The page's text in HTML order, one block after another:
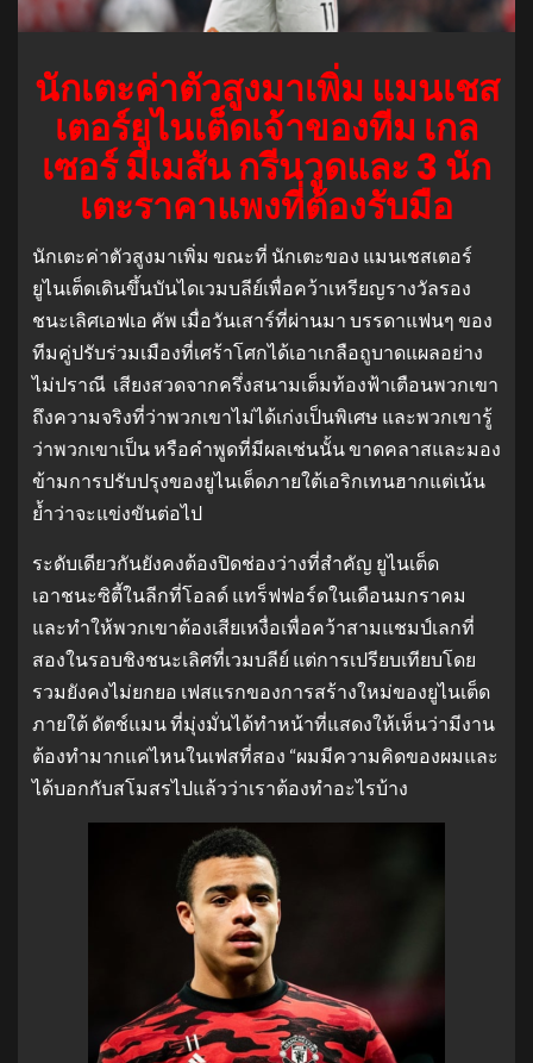
นักเตะค่าตัวสูงมาเพิ่ม แมนเชส
เตอร์ยูไนเต็ดเจ้าของทีม เกล
เซอร์ มีเมสัน กรีนวูดและ 3 นัก
เตะราคาแพงที่ต้องรับมือ
นักเตะค่าตัวสูงมาเพิ่ม ขณะที่ นักเตะของ แมนเชสเตอร์
ยูไนเต็ดเดินขึ้นบันไดเวมบลีย์เพื่อคว้าเหรียญรางวัลรอง
ชนะเลิศเอฟเอ คัพ เมื่อวันเสาร์ที่ผ่านมา บรรดาแฟนๆ ของ
ทีมคู่ปรับร่วมเมืองที่เศร้าโศกได้เอาเกลือถูบาดแผลอย่าง
ไม่ปราณี เสียงสวดจากครึ่งสนามเต็มท้องฟ้าเตือนพวกเขา
ถึงความจริงที่ว่าพวกเขาไม่ได้เก่งเป็นพิเศษ และพวกเขารู้
ว่าพวกเขาเป็น หรือคำพูดที่มีผลเช่นนั้น ขาดคลาสและมอง
ข้ามการปรับปรุงของยูไนเต็ดภายใต้เอริกเทนฮากแต่เน้น
ย้ำว่าจะแข่งขันต่อไป
ระดับเดียวกันยังคงต้องปิดช่องว่างที่สำคัญ ยูไนเต็ด
เอาชนะซิตี้ในลีกที่โอลด์ แทร็ฟฟอร์ดในเดือนมกราคม
และทำให้พวกเขาต้องเสียเหงื่อเพื่อคว้าสามแชมป์เลกที่
สองในรอบชิงชนะเลิศที่เวมบลีย์ แต่การเปรียบเทียบโดย
รวมยังคงไม่ยกยอ เฟสแรกของการสร้างใหม่ของยูไนเต็ด
ภายใต้ ดัตช์แมน ที่มุ่งมั่นได้ทำหน้าที่แสดงให้เห็นว่ามีงาน
ต้องทำมากแค่ไหนในเฟสที่สอง “ผมมีความคิดของผมและ
ได้บอกกับสโมสรไปแล้วว่าเราต้องทำอะไรบ้าง